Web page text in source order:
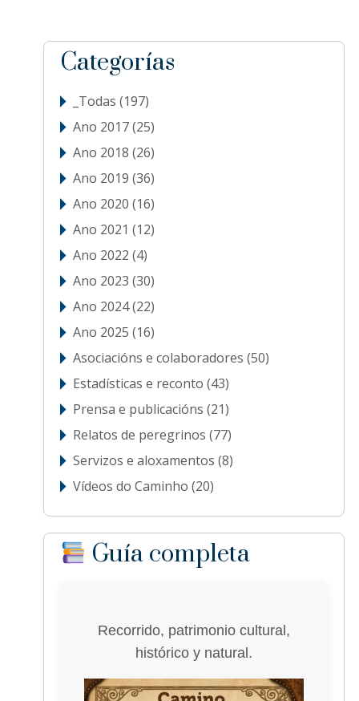
sidebar
Blog
Sidebar
Categorías
_Todas (197)
Ano 2017(25)
Ano 2018 (26)
Ano 2019 (36)
Ano 2020 (16)
Ano 2021 (12)
Ano 2022 (4)
Ano 2023 (30)
Ano 2024(22)
Ano 2025 (16)
Asociacións e colaboradores (50)
Estadísticas e reconto (43)
Prensa e publicacións (21)
Relatos de peregrinos (77)
Servizos e aloxamentos (8)
Vídeos do Caminho (20)
Guía completa
Recorrido, patrimonio cultural,
histórico y natural.